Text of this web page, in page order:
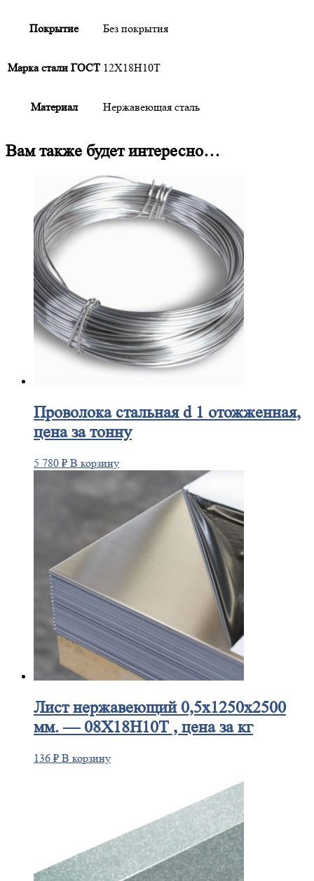
Покрытие Без покрытия
Марка стали ГОСТ 12Х18Н10Т
Материал Нержавеющая сталь
Вам также будет интересно…
Проволокастальная d 1 отожженная,
цена за тонну
5 780 ₽ В корзину
Листнержавеющий 0,5x1250x2500
мм. — 08Х18Н10Т , цена за кг
136 ₽ В корзину